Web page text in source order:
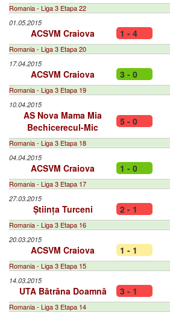
Romania - Liga 3 Etapa 22
01.05.2015
ACSVM Craiova 1 - 4
Romania - Liga 3 Etapa 20
17.04.2015
ACSVM Craiova 3 - 0
Romania - Liga 3 Etapa 19
10.04.2015
AS Nova Mama Mia
Bechicerecul-Mic
5 - 0
Romania - Liga 3 Etapa 18
04.04.2015
ACSVM Craiova 1 - 0
Romania - Liga 3 Etapa 17
27.03.2015
Știința Turceni 2 - 1
Romania - Liga 3 Etapa 16
20.03.2015
ACSVM Craiova 1 - 1
Romania - Liga 3 Etapa 15
14.03.2015
UTA Bătrâna Doamnă 3 - 1
Romania - Liga 3 Etapa 14